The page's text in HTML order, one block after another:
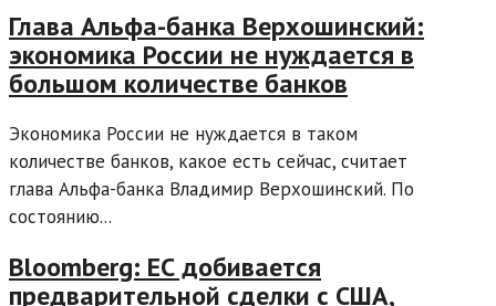
Глава Альфа-банка Верхошинский:
экономика России не нуждается в
большом количестве банков
Экономика России не нуждается в таком
количестве банков, какое есть сейчас, считает
глава Альфа-банка Владимир Верхошинский. По
состоянию...
Bloomberg: ЕС добивается
предварительной сделки с США,